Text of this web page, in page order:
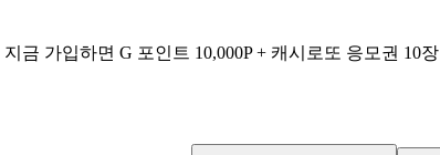
지금 가입하면 G 포인트 10,000P + 캐시로또 응모권 10장